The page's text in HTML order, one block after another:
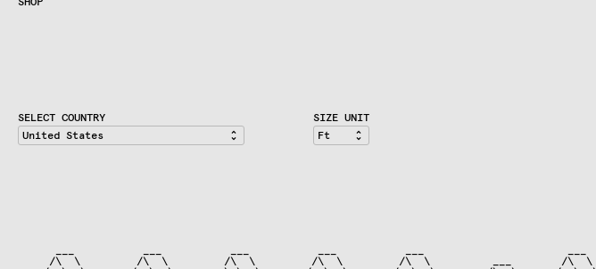
SELECT COUNTRY SIZE UNIT
     /\  \         /\  \         /\  \         /\  \         /\  \          ___        /\  \